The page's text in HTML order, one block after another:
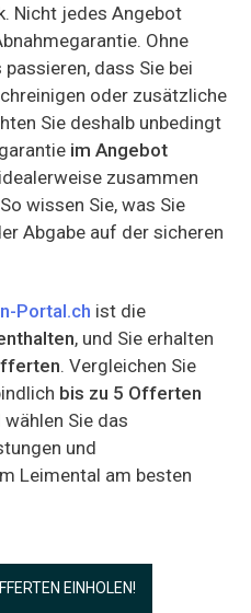
Nicht jedes Angebot
Ohne
dass Sie bei
oder zusätzliche
Sie deshalb unbedingt
im Angebot
zusammen
wissen Sie, was Sie
Abgabe auf der sicheren
Portal.ch ist die
, und Sie erhalten
. Vergleichen Sie
bis zu 5 Offerten
Sie das
und
Leimental am besten
EINHOLEN!